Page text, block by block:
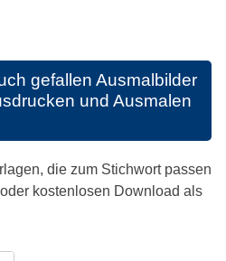
gefallen Ausmalbilder
und Ausmalen
die zum Stichwort passen
kostenlosen Download als